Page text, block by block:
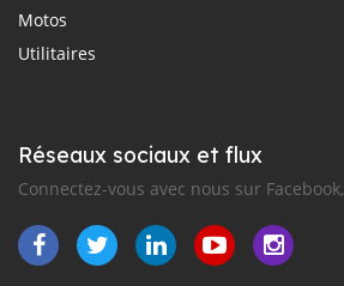
Motos
Utilitaires
Réseaux sociaux et flux
Connectez-vous avec nous sur